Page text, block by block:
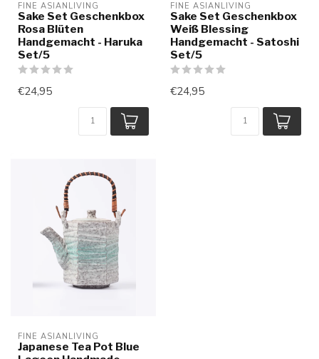
FINE ASIANLIVING
Sake Set Geschenkbox
Rosa Blüten
Handgemacht - Haruka
Set/5
€24,95
FINE ASIANLIVING
Sake Set Geschenkbox
Weiß Blessing
Handgemacht - Satoshi
Set/5
€24,95
FINE ASIANLIVING
Japanese Tea Pot Blue